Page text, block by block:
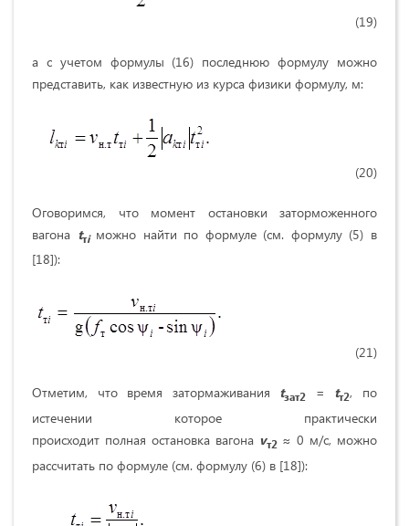
(19)
а с учетом формулы (16) последнюю формулу можно
представить, как известную из курса физики формулу, м:
(20)
Оговоримся, что момент остановки заторможенного
вагона tтiможно найти по формуле (см. формулу (5) в
[18]):
(21)
Отметим, что время затормаживания tзат2 = tт2, по
истечении которое практически
происходит полная остановка вагона vт2≈ 0 м/с, можно
рассчитать по формуле (см. формулу (6) в [18]):